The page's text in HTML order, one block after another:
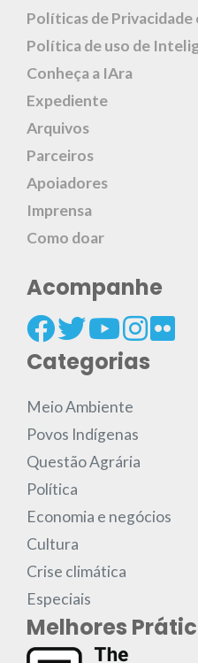
Políticas de Privacidade
Política de uso de
Conheça a IAra
Expediente
Arquivos
Parceiros
Apoiadores
Imprensa
Como doar
Acompanhe
Categorias
Meio Ambiente
Povos Indígenas
Questão Agrária
Política
Economia e negócios
Cultura
Crise climática
Especiais
Melhores